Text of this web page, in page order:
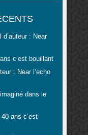
d’auteur : Near
c’est bouillant
: Near l’echo
dans le
ans c’est